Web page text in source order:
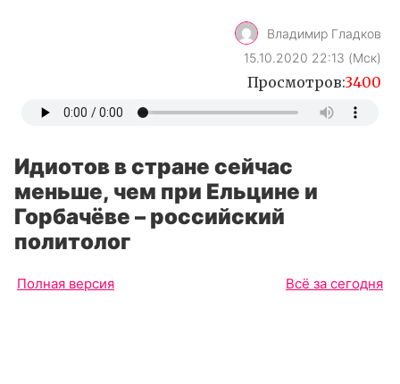
Владимир Гладков
15.10.2020 22:13 (Мск)
Просмотров:3400
Идиотов в стране сейчас
меньше, чем при Ельцине и
Горбачёве – российский
политолог
Полная версия Всё за сегодня